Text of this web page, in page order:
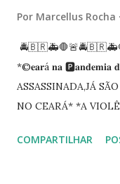
Por Marcellus Rocha
*©️𝐞𝐚𝐫á 𝐧𝐚 🅿️𝐚𝐧𝐝𝐞𝐦𝐢𝐚
ASSASSINADA,JÁ
NO CEARÁ* *A
informações quarto
COMPARTILHAR